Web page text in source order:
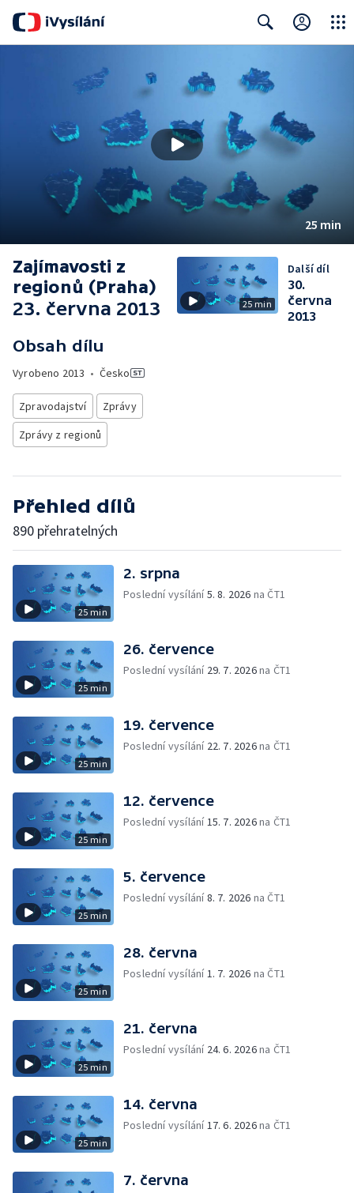
25 min
Zajímavosti z
regionů (Praha)
23. června 2013
Obsah dílu
Vyrobeno 2013 • Česko
Zpravodajství
Zprávy
Zprávy z regionů
25 min
Další díl
30.
června
2013
Přehled dílů
890 přehratelných
25 min
2. srpna
Poslední vysílání5. 8. 2026 na ČT1
25 min
26. července
Poslední vysílání 29. 7. 2026na ČT1
25 min
19. července
Poslední vysílání 22. 7. 2026na ČT1
25 min
12. července
Poslední vysílání15. 7. 2026na ČT1
25 min
5. července
Poslední vysílání8. 7. 2026 na ČT1
25 min
28. června
Poslední vysílání1. 7. 2026 na ČT1
25 min
21. června
Poslední vysílání 24. 6. 2026na ČT1
25 min
14. června
Poslední vysílání17. 6. 2026na ČT1
7. června